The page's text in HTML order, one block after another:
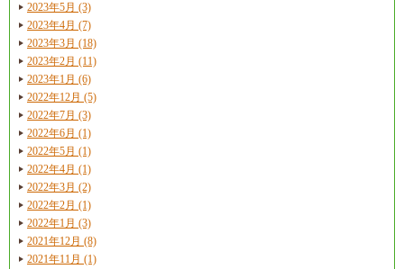
2023年5月 (3)
2023年4月 (7)
2023年3月 (18)
2023年2月 (11)
2023年1月 (6)
2022年12月 (5)
2022年7月 (3)
2022年6月 (1)
2022年5月 (1)
2022年4月 (1)
2022年3月 (2)
2022年2月 (1)
2022年1月 (3)
2021年12月 (8)
2021年11月 (1)